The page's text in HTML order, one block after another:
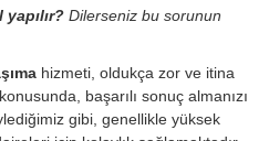
Dilerseniz bu sorunun
hizmeti, oldukça zor ve itina
başarılı sonuç almanızı
gibi, genellikle yüksek